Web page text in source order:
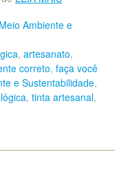
Meio Ambiente e
, artesanato,
correto, faça você
e Sustentabilidade,
, tinta artesanal,